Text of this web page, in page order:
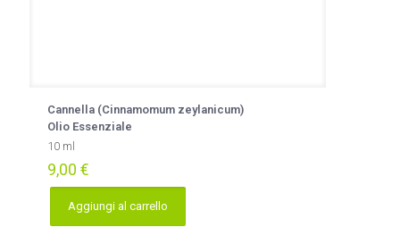
Cannella (Cinnamomum zeylanicum)
Olio Essenziale
10 ml
9,00 €
Aggiungi al carrello